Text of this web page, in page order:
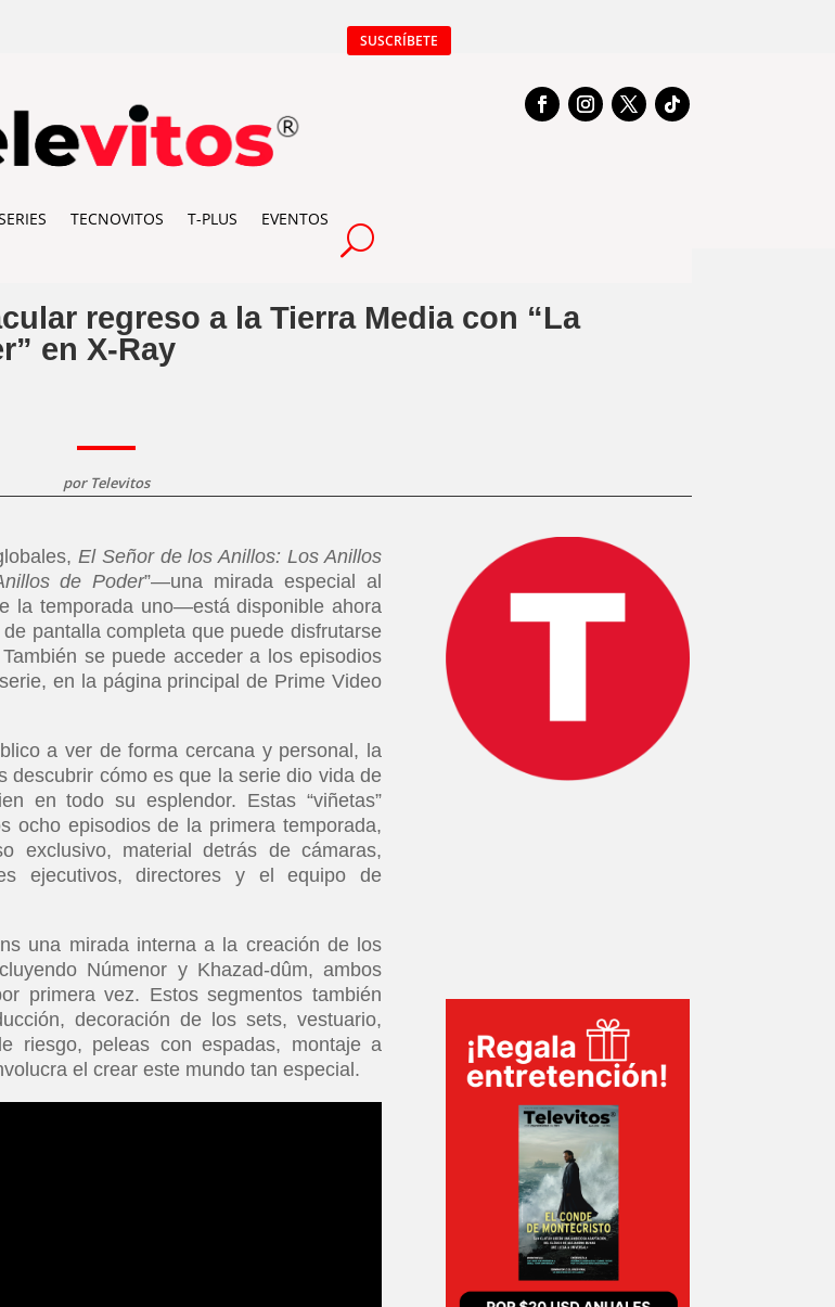
SUSCRÍBETE
TECNOVITOS T-PLUS EVENTOS
regreso a la Tierra Media con “La
en X-Ray
por Televitos
El Señor de los Anillos: Los Anillos
de Poder”—una mirada especial al
la temporada uno—está disponible ahora
pantalla completa que puede disfrutarse
se puede acceder a los episodios
en la página principal de Prime Video
a ver de forma cercana y personal, la
descubrir cómo es que la serie dio vida de
en todo su esplendor. Estas “viñetas”
ocho episodios de la primera temporada,
exclusivo, material detrás de cámaras,
ejecutivos, directores y el equipo de
una mirada interna a la creación de los
Númenor y Khazad-dûm, ambos
primera vez. Estos segmentos también
decoración de los sets, vestuario,
riesgo, peleas con espadas, montaje a
el crear este mundo tan especial.